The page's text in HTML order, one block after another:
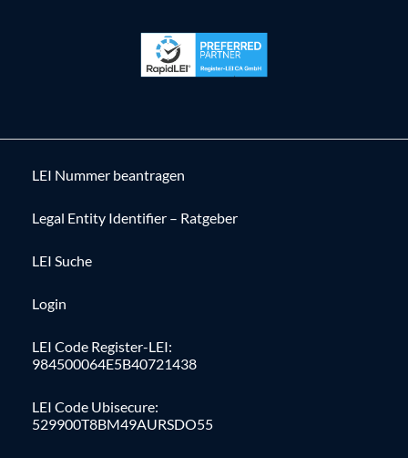
LEI Nummer beantragen
Legal Entity Identifier – Ratgeber
LEI Suche
Login
LEI Code Register-LEI:
984500064E5B40721438
LEI Code Ubisecure:
529900T8BM49AURSDO55